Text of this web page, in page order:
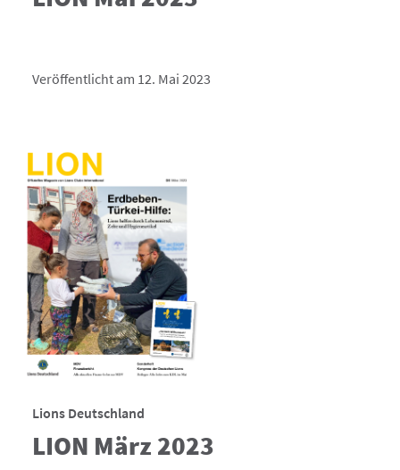
Veröffentlicht am 12. Mai 2023
Lions Deutschland
LION März 2023